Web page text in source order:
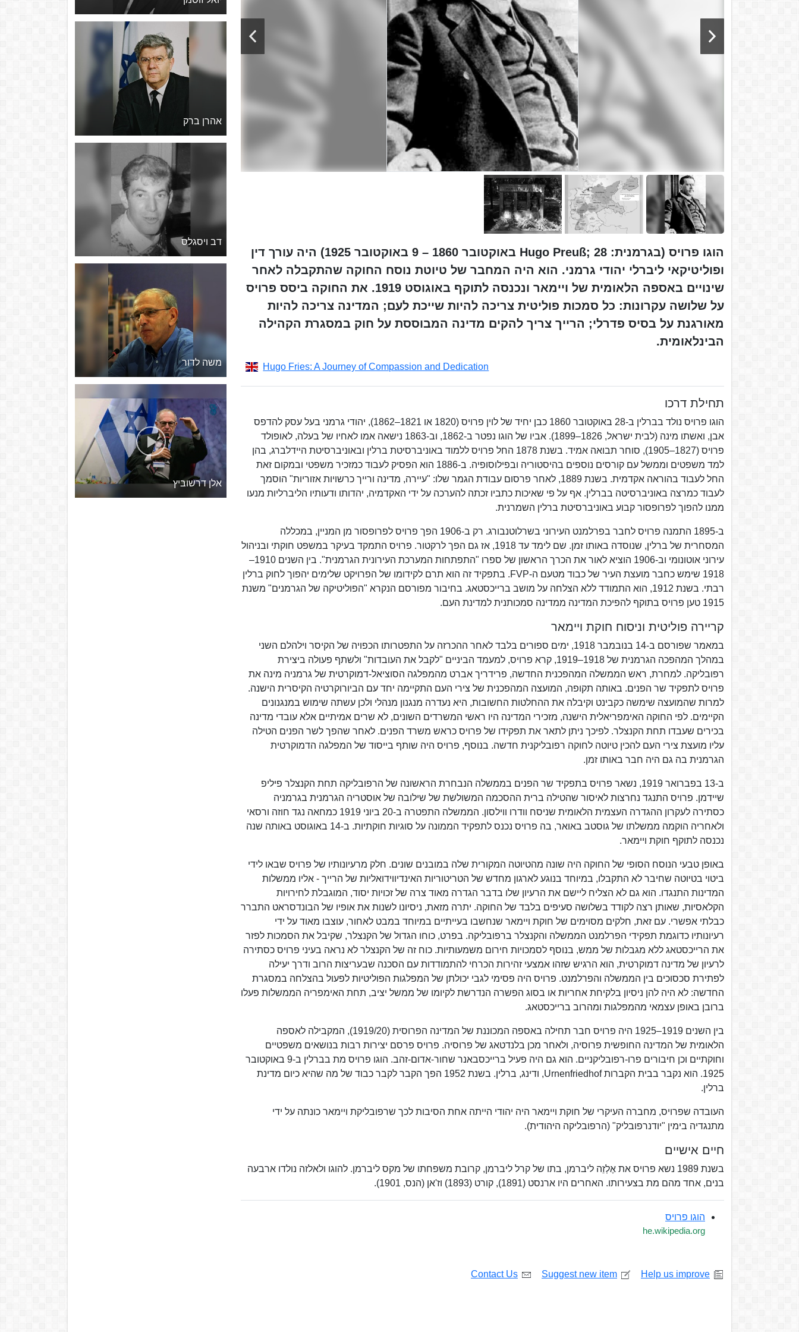
הוגו פרויס (בגרמנית: Hugo Preuß; 28 באוקטובר 1860 – 9 באוקטובר 1925) היה עורך דין
ופוליטיקאי ליברלי יהודי גרמני. הוא היה המחבר של טיוטת נוסח החוקה שהתקבלה לאחר
שינויים באספה הלאומית של ויימאר ונכנסה לתוקף באוגוסט 1919. את החוקה ביסס פרויס
על שלושה עקרונות: כל סמכות פוליטית צריכה להיות שייכת לעם; המדינה צריכה להיות
מאורגנת על בסיס פדרלי; הרייך צריך להקים מדינה המבוססת על חוק במסגרת הקהילה
הבינלאומית.
Hugo Fries: A Journey of Compassion and Dedication
תחילת דרכו
הוגו פרויס נולד בברלין ב-28 באוקטובר 1860 כבן יחיד של לוין פרויס (1820 או 1821–1862), יהודי גרמני בעל עסק להדפס
אבן, ואשתו מינה (לבית ישראל, 1826–1899). אביו של הוגו נפטר ב-1862, וב-1863 נישאה אמו לאחיו של בעלה, לאופולד
פרויס (1827–1905), סוחר תבואה אמיד. בשנת 1878 החל פרויס ללמוד באוניברסיטת ברלין ובאוניברסיטת היידלברג, בהן
למד משפטים וממשל עם קורסים נוספים בהיסטוריה ובפילוסופיה. ב-1886 הוא הפסיק לעבוד כמזכיר משפטי ובמקום זאת
החל לעבוד בהוראה אקדמית. בשנת 1889, לאחר פרסום עבודת הגמר שלו: "עיירה, מדינה ורייך כרשויות אזוריות" הוסמך
לעבוד כמרצה באוניברסיטה בברלין. אף על פי שאיכות כתביו זכתה להערכה על ידי האקדמיה, יהדותו ודעותיו הליברליות מנעו
ממנו להפוך לפרופסור קבוע באוניברסיטת ברלין השמרנית.
ב-1895 התמנה פרויס לחבר בפרלמנט העירוני בשרלוטנבורג. רק ב-1906 הפך פרויס לפרופסור מן המניין, במכללה
המסחרית של ברלין, שנוסדה באותו זמן. שם לימד עד 1918, אז גם הפך לרקטור. פרויס התמקד בעיקר במשפט חוקתי ובניהול
עירוני אוטונומי וב-1906 הוציא לאור את הכרך הראשון של ספרו "התפתחות המערכת העירונית הגרמנית". בין השנים 1910–
1918 שימש כחבר מועצת העיר של כבוד מטעם ה-FVP. בתפקיד זה הוא תרם לקידומו של הפרויקט שלימים יהפוך לחוק ברלין
רבתי. בשנת 1912, הוא התמודד ללא הצלחה על מושב ברייכסטאג. בחיבור מפורסם הנקרא "הפוליטיקה של הגרמנים" משנת
1915 טען פרויס בתוקף להפיכת המדינה ממדינה סמכותנית למדינת העם.
קריירה פוליטית וניסוח חוקת ויימאר
במאמר שפורסם ב-14 בנובמבר 1918, ימים ספורים בלבד לאחר ההכרזה על התפטרותו הכפויה של הקיסר וילהלם השני
במהלך המהפכה הגרמנית של 1918–1919, קרא פרויס, למעמד הביניים "לקבל את העובדות" ולשתף פעולה ביצירת
רפובליקה. למחרת, ראש הממשלה המהפכנית החדשה, פרידריך אברט מהמפלגה הסוציאל-דמוקרטית של גרמניה מינה את
פרויס לתפקיד שר הפנים. באותה תקופה, המועצה המהפכנית של צירי העם התקיימה יחד עם הביורוקרטיה הקיסרית הישנה.
למרות שהמועצה שימשה כקבינט וקיבלה את ההחלטות החשובות, היא נעדרה מנגנון מנהלי ולכן עשתה שימוש במנגנונים
הקיימים. לפי החוקה האימפריאלית הישנה, מזכירי המדינה היו ראשי המשרדים השונים, לא שרים אמיתיים אלא עובדי מדינה
בכירים שעבדו תחת הקנצלר. לפיכך ניתן לתאר את תפקידו של פרויס כראש משרד הפנים. לאחר שהפך לשר הפנים הטילה
עליו מועצת צירי העם להכין טיוטה לחוקה רפובליקנית חדשה. בנוסף, פרויס היה שותף בייסוד של המפלגה הדמוקרטית
הגרמנית בה גם היה חבר באותו זמן.
ב-13 בפברואר 1919, נשאר פרויס בתפקיד שר הפנים בממשלה הנבחרת הראשונה של הרפובליקה תחת הקנצלר פיליפ
שיידמן. פרויס התנגד נחרצות לאיסור שהטילה ברית ההסכמה המשולשת של שילובה של אוסטריה הגרמנית בגרמניה
כסתירה לעקרון ההגדרה העצמית הלאומית שניסח וודרו ווילסון. הממשלה התפטרה ב-20 ביוני 1919 כמחאה נגד חוזה ורסאי
ולאחריה הוקמה ממשלתו של גוסטב באואר, בה פרויס נכנס לתפקיד הממונה על סוגיות חוקתיות. ב-14 באוגוסט באותה שנה
נכנסה לתוקף חוקת ויימאר.
באופן טבעי הנוסח הסופי של החוקה היה שונה מהטיוטה המקורית שלה במובנים שונים. חלק מרעיונותיו של פרויס שבאו לידי
ביטוי בטיוטה שחיבר לא התקבלו, במיוחד בנוגע לארגון מחדש של הטריטוריות האינדיווידואליות של הרייך - אליו ממשלות
המדינות התנגדו. הוא גם לא הצליח ליישם את הרעיון שלו בדבר הגדרה מאוד צרה של זכויות יסוד, המוגבלת לחירויות
הקלאסיות, שאותן רצה לקודד בשלושה סעיפים בלבד של החוקה. יתרה מזאת, ניסיונו לשנות את אופיו של הבונדסראט התברר
כבלתי אפשרי. עם זאת, חלקים מסוימים של חוקת ויימאר שנחשבו בעייתיים במיוחד במבט לאחור, עוצבו מאוד על ידי
רעיונותיו כדוגמת תפקידי הפרלמנט הממשלה והקנצלר ברפובליקה. בפרט, כוחו הגדול של הקנצלר, שקיבל את הסמכות לפזר
את הרייכסטאג ללא מגבלות של ממש, בנוסף לסמכויות חירום משמעותיות. כוח זה של הקנצלר לא נראה בעיני פרויס כסתירה
לרעיון של מדינה דמוקרטית, הוא הרגיש שזהו אמצעי זהירות הכרחי להתמודדות עם הסכנה שבעריצות הרוב ודרך יעילה
לפתירת סכסוכים בין הממשלה והפרלמנט. פרויס היה פסימי לגבי יכולתן של המפלגות הפוליטיות לפעול בהצלחה במסגרת
החדשה: לא היה להן ניסיון בלקיחת אחריות או בסוג הפשרה הנדרשת לקיומו של ממשל יציב, תחת האימפריה הממשלות פעלו
ברובן באופן עצמאי מהמפלגות ומהרוב ברייכסטאג.
בין השנים 1919–1925 היה פרויס חבר תחילה באספה המכוננת של המדינה הפרוסית (1919/20), המקבילה לאספה
הלאומית של המדינה החופשית פרוסיה, ולאחר מכן בלנדטאג של פרוסיה. פרויס פרסם יצירות רבות בנושאים משפטיים
וחוקתיים וכן חיבורים פרו-רפובליקניים. הוא גם היה פעיל ברייכסבאנר שחור-אדום-זהב. הוגו פרויס מת בברלין ב-9 באוקטובר
1925. הוא נקבר בבית הקברות Urnenfriedhof, ודינג, ברלין. בשנת 1952 הפך הקבר לקבר כבוד של מה שהיא כיום מדינת
ברלין.
העובדה שפרויס, מחברה העיקרי של חוקת ויימאר היה יהודי הייתה אחת הסיבות לכך שרפובליקת ויימאר כונתה על ידי
מתנגדיה בימין "יודנרפובליק" (הרפובליקה היהודית).
חיים אישיים
בשנת 1989 נשא פרויס את אֶלְזֵה ליברמן, בתו של קרל ליברמן, קרובת משפחתו של מקס ליברמן. להוגו ולאלזה נולדו ארבעה
בנים, אחד מהם מת בצעירותו. האחרים היו ארנסט (1891), קורט (1893) וז'אן (הנס, 1901).
הוגו פרויס
he.wikipedia.org
Help us improve
Suggest new item
Contact Us
אהרן ברק
דב ויסגלס
משה לדור
אלן דרשוביץ